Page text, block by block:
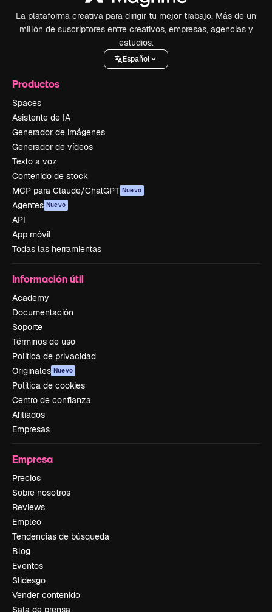
La plataforma creativa para dirigir tu mejor trabajo. Más de un
millón de suscriptores entre creativos, empresas, agencias y
estudios.
Español
Productos
Spaces
Asistente de IA
Generador de imágenes
Generador de vídeos
Texto a voz
Contenido de stock
MCP para Claude/ChatGPT Nuevo
Agentes Nuevo
API
App móvil
Todas las herramientas
Información útil
Academy
Documentación
Soporte
Términos de uso
Política de privacidad
Originales Nuevo
Política de cookies
Centro de confianza
Afiliados
Empresas
Empresa
Precios
Sobre nosotros
Reviews
Empleo
Tendencias de búsqueda
Blog
Eventos
Slidesgo
Vender contenido
Sala de prensa